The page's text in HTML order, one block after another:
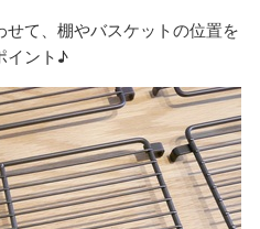
て、棚やバスケットの位置を
イント♪